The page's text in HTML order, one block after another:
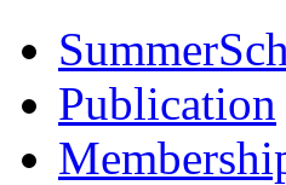
Publication